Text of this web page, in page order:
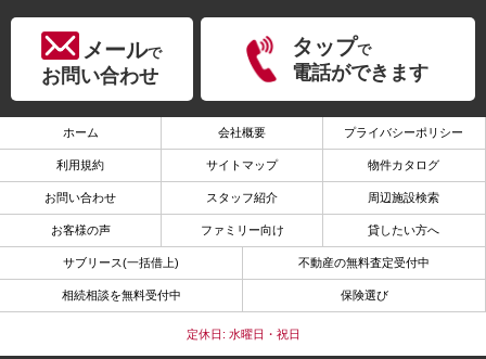
メールで
お問い合わせ
タップで
電話ができます
ホーム 会社概要 プライバシーポリシー
利用規約 サイトマップ 物件カタログ
お問い合わせ スタッフ紹介 周辺施設検索
お客様の声 ファミリー向け 貸したい方へ
サブリース(一括借上) 不動産の無料査定受付中
相続相談を無料受付中 保険選び
定休日: 水曜日・祝日